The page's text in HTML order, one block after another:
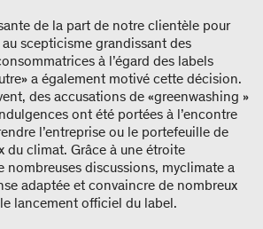
de la part de notre clientèle pour
scepticisme grandissant des
à l’égard des labels
a également motivé cette décision.
des accusations de «greenwashing »
ont été portées à l’encontre
l’entreprise ou le portefeuille de
du climat. Grâce à une étroite
nombreuses discussions, myclimate a
adaptée et convaincre de nombreux
lancement officiel du label.